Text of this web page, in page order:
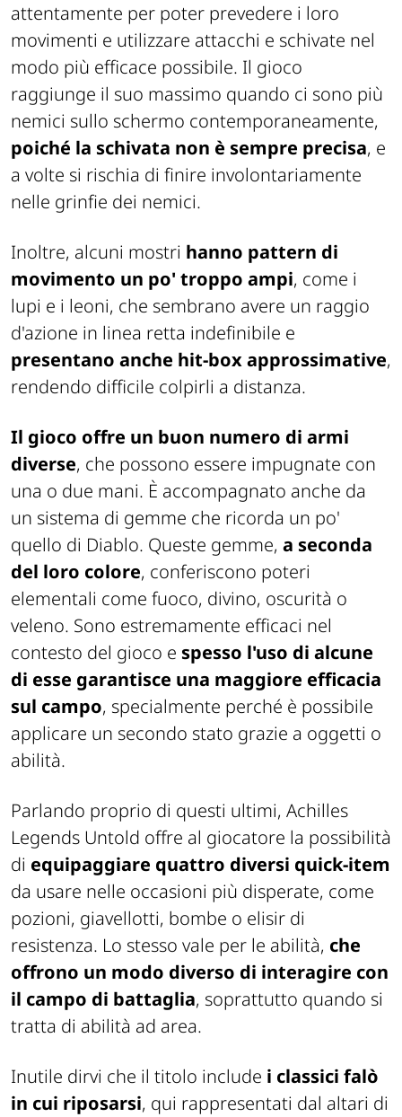
attentamente per poter prevedere i loro
movimenti e utilizzare attacchi e schivate nel
modo più efficace possibile. Il gioco
raggiunge il suo massimo quando ci sono più
nemici sullo schermo contemporaneamente,
poiché la schivata non è sempre precisa, e
a volte si rischia di finire involontariamente
nelle grinfie dei nemici.
Inoltre, alcuni mostri hanno pattern di
movimento un po' troppo ampi, come i
lupi e i leoni, che sembrano avere un raggio
d'azione in linea retta indefinibile e
presentano anche hit-box approssimative,
rendendo difficile colpirli a distanza.
Il gioco offre un buon numero di armi
diverse, che possono essere impugnate con
una o due mani. È accompagnato anche da
un sistema di gemme che ricorda un po'
quello di Diablo. Queste gemme, a seconda
del loro colore, conferiscono poteri
elementali come fuoco, divino, oscurità o
veleno. Sono estremamente efficaci nel
contesto del gioco e spesso l'uso di alcune
di esse garantisce una maggiore efficacia
sul campo, specialmente perché è possibile
applicare un secondo stato grazie a oggetti o
abilità.
Parlando proprio di questi ultimi, Achilles
Legends Untold offre al giocatore la possibilità
di equipaggiare quattro diversi quick-item
da usare nelle occasioni più disperate, come
pozioni, giavellotti, bombe o elisir di
resistenza. Lo stesso vale per le abilità, che
offrono un modo diverso di interagire con
il campo di battaglia, soprattutto quando si
tratta di abilità ad area.
Inutile dirvi che il titolo include i classici falò
in cui riposarsi, qui rappresentati dal altari di